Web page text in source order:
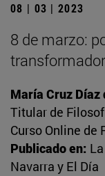
08 | 03 | 2023
8 de marzo:
María Cruz Díaz
Titular de
Curso Online de
Publicado en:
Navarra y El Día